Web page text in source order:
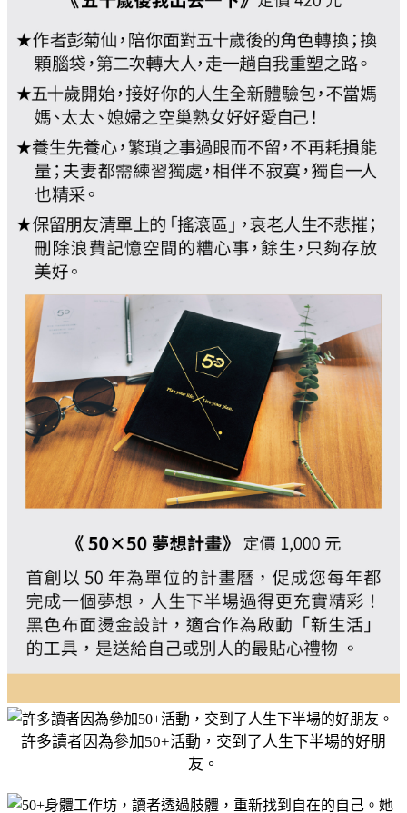
許多讀者因為參加50+活動，交到了人生下半場的好朋
友。